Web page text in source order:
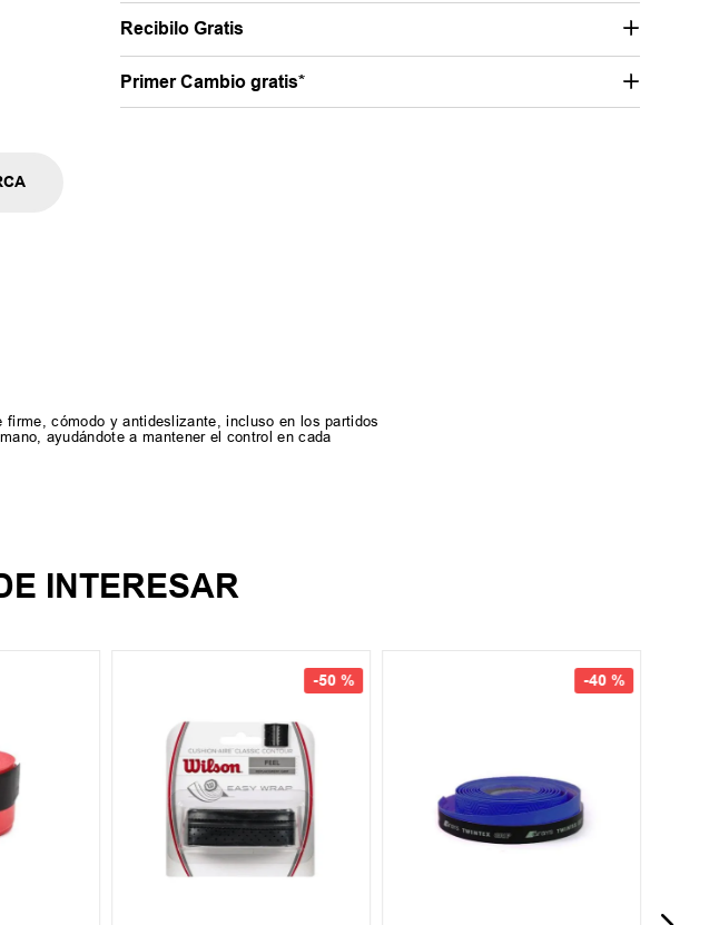
Recibilo Gratis
Primer Cambio gratis*
cómodo y antideslizante, incluso en los partidos
ayudándote a mantener el control en cada
INTERESAR
-50 % -40 %